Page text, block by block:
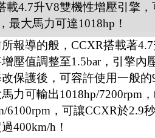
載4.7升V8雙機性增壓引擎
最大馬力可達1018hp！
報導的般，CCXR搭載著
壓值調整至1.5bar，引擎內
保護後，可容許使用一般
力可輸出1018hp/7200rpm
6100rpm，可讓CCXR於2.9
400km/h！